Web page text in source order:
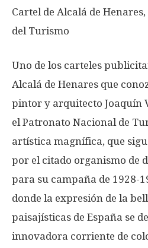
Cartel de Alcalá de
del Turismo
Uno de los carteles
Alcalá de Henares que
pintor y arquitecto Joaquín
el Patronato Nacional de
artística magnífica, que
por el citado organismo de
para su campaña de 1928-
donde la expresión de la
paisajísticas de España se
innovadora corriente de